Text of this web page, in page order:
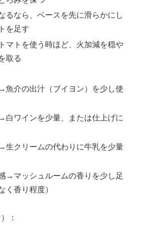
るなら、ベースを先に滑らかにし
を足す
マトを使う時ほど、火加減を穏や
取る
魚介の出汁（ブイヨン）を少し使
白ワインを少量、または仕上げに
生クリームの代わりに牛乳を少量
→マッシュルームの香りを少し足
く香り程度）
：